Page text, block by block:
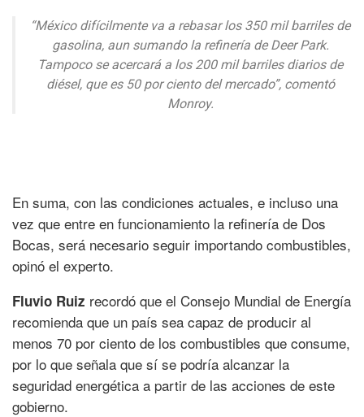
“México difícilmente va a rebasar los 350 mil barriles de
gasolina, aun sumando la refinería de Deer Park.
Tampoco se acercará a los 200 mil barriles diarios de
diésel, que es 50 por ciento del mercado”, comentó
Monroy.
En suma, con las condiciones actuales, e incluso una
vez que entre en funcionamiento la refinería de Dos
Bocas, será necesario seguir importando combustibles,
opinó el experto.
Fluvio Ruiz recordó que el Consejo Mundial de Energía
recomienda que un país sea capaz de producir al
menos 70 por ciento de los combustibles que consume,
por lo que señala que sí se podría alcanzar la
seguridad energética a partir de las acciones de este
gobierno.